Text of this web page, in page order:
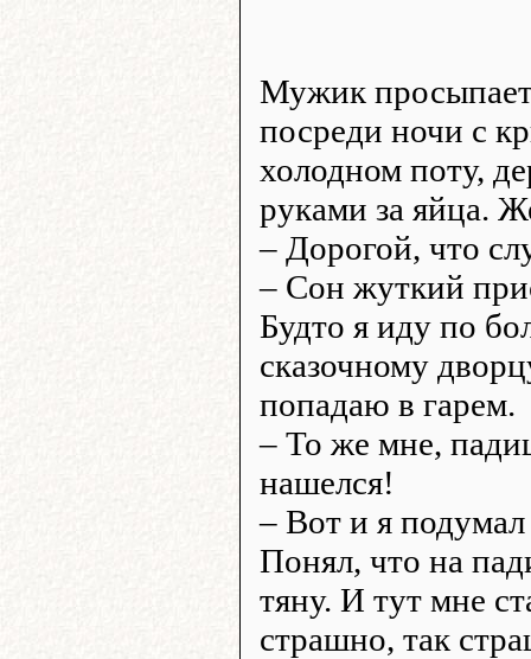
Мужик
посреди ночи с
холодном поту,
руками за яйца.
– Дорогой, что
– Сон жуткий
Будто я иду по
сказочному
попадаю в гарем.
– То же мне,
нашелся!
– Вот и я
Понял, что на
тяну. И тут мне
страшно, так